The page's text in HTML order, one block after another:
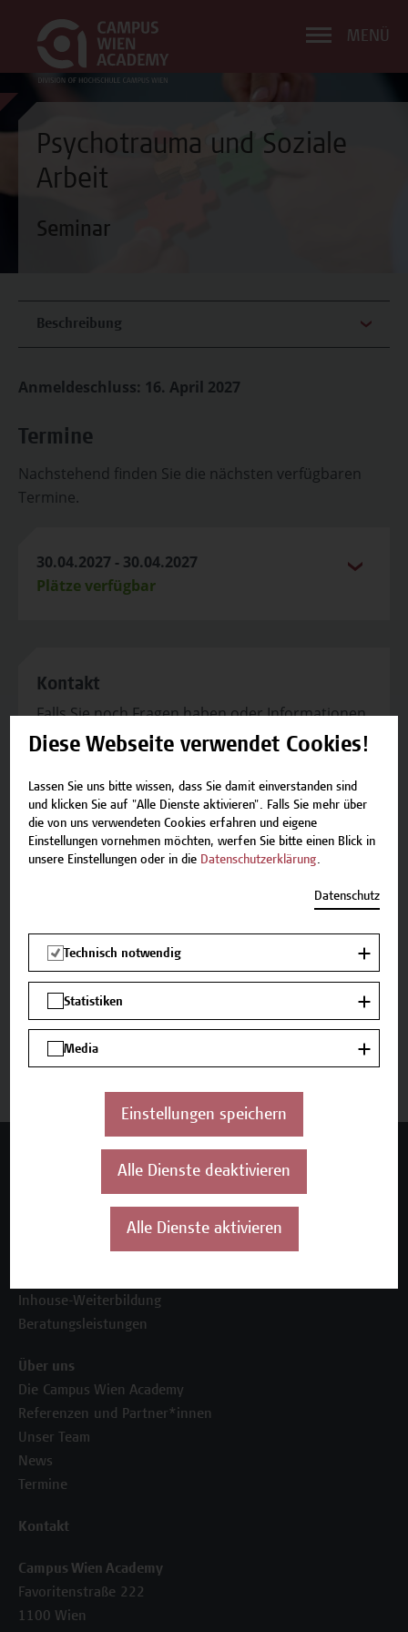
MENÜ
Psychotrauma und Soziale
Arbeit
Seminar
Beschreibung
Anmeldeschluss: 16. April 2027
Termine
Nachstehend finden Sie die nächsten verfügbaren
Termine.
30.04.2027 - 30.04.2027
Plätze verfügbar
Kontakt
Falls Sie noch Fragen haben oder Informationen
zum Angebot benötigen, stehen wir gerne zur
Team Campus Wien Academy
E-Mail:academy[at]hcw.ac.at
Tel.: +43 1 606 6877-8800
Beschreibung
Termine und Anmeldung
Unser Angebot
Inhouse-Weiterbildung
Beratungsleistungen
Über uns
Die Campus Wien Academy
Referenzen und Partner*innen
Unser Team
News
Termine
Kontakt
Campus Wien Academy
Favoritenstraße 222
1100 Wien
Diese Webseite verwendet Cookies!
Lassen Sie uns bitte wissen, dass Sie damit einverstanden sind
und klicken Sie auf "Alle Dienste aktivieren". Falls Sie mehr über
die von uns verwendeten Cookies erfahren und eigene
Einstellungen vornehmen möchten, werfen Sie bitte einen Blick in
unsere Einstellungen oder in die Datenschutzerklärung.
Datenschutz
Technisch notwendig
Statistiken
Media
Einstellungen speichern
Alle Dienste deaktivieren
Alle Dienste aktivieren